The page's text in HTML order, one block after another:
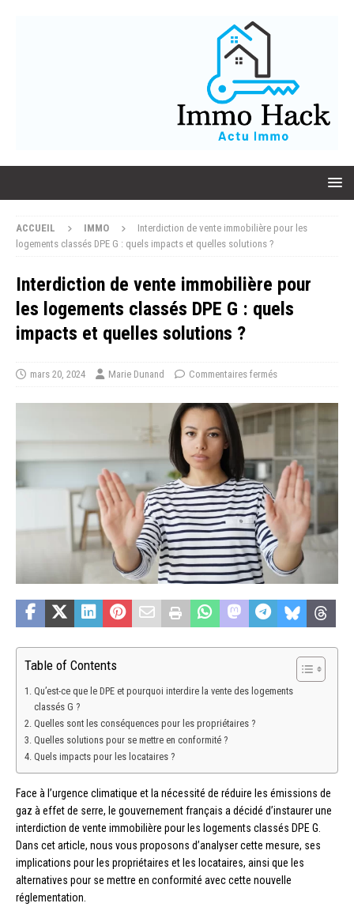
ACCUEIL IMMO
Interdiction de vente immobilière pour les
logements classés DPE G : quels impacts et quelles solutions ?
Interdiction de vente immobilière pour
les logements classés DPE G : quels
impacts et quelles solutions ?
mars 20, 2024 Marie Dunand Commentaires fermés
Table of Contents
Qu’est-ce que le DPE et pourquoi interdire la vente des logements
classés G ?
Quelles sont les conséquences pour les propriétaires ?
Quelles solutions pour se mettre en conformité ?
Quels impacts pour les locataires ?
Face à l’urgence climatique et la nécessité de réduire les émissions de
gaz à effet de serre, le gouvernement français a décidé d’instaurer une
interdiction de vente immobilière pour les logements classés DPE G.
Dans cet article, nous vous proposons d’analyser cette mesure, ses
implications pour les propriétaires et les locataires, ainsi que les
alternatives pour se mettre en conformité avec cette nouvelle
réglementation.